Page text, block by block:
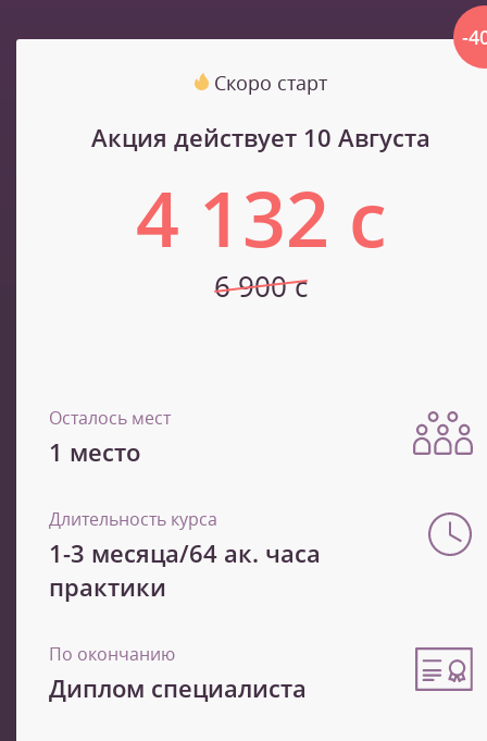
-
Скоро старт
Акция действует 10 Августа
4 132 с
6 900 с
Осталось мест
1 место
Длительность курса
1-3 месяца/64 ак. часа
практики
По окончанию
Диплом специалиста